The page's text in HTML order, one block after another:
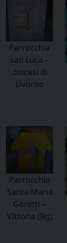
Parrocchia
san Luca –
diocesi di
Livorno
Parrocchia
Santa Maria
Goretti –
VIttoria (Rg)